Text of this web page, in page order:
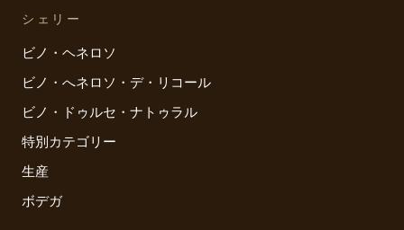
シェリー
ビノ・ヘネロソ
ビノ・へネロソ・デ・リコール
ビノ・ドゥルセ・ナトゥラル
特別カテゴリー
生産
ボデガ